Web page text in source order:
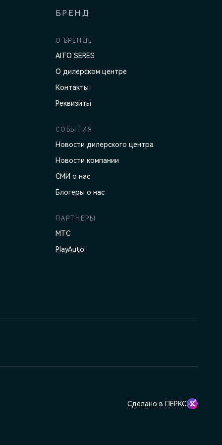
БРЕНД
О БРЕНДЕ
AITO SERES
О дилерском центре
Контакты
Реквизиты
СОБЫТИЯ
Новости дилерского центра
Новости компании
СМИ о нас
Блогеры о нас
ПАРТНЕРЫ
МТС
PlayAuto
Сделано в ПЕРКС